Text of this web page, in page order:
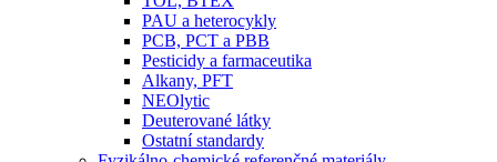
PAU a heterocykly
PCB, PCT a PBB
Pesticidy a farmaceutika
Alkany, PFT
NEOlytic
Deuterované látky
Ostatní standardy